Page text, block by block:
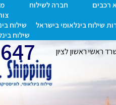
רכבים חברה לשילוח
שילוח בינלאומי בישראל שילוח
שילוח
ראשי ראשון לציון